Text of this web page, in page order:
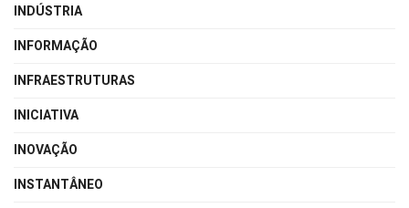
INDÚSTRIA
INFORMAÇÃO
INFRAESTRUTURAS
INICIATIVA
INOVAÇÃO
INSTANTÂNEO